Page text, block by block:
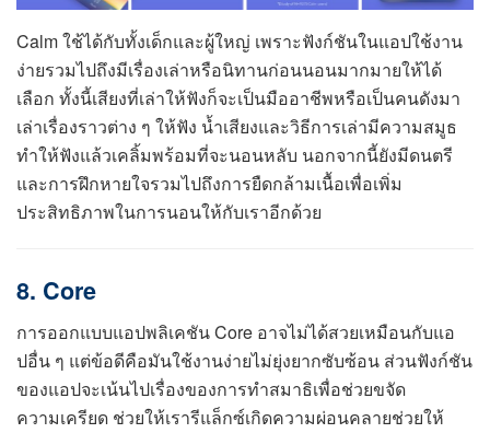
Calm ใช้ได้กับทั้งเด็กและผู้ใหญ่ เพราะฟังก์ชันในแอปใช้งาน
ง่ายรวมไปถึงมีเรื่องเล่าหรือนิทานก่อนนอนมากมายให้ได้
เลือก ทั้งนี้เสียงที่เล่าให้ฟังก็จะเป็นมืออาชีพหรือเป็นคนดังมา
เล่าเรื่องราวต่าง ๆ ให้ฟัง น้ำเสียงและวิธีการเล่ามีความสมูธ
ทำให้ฟังแล้วเคลิ้มพร้อมที่จะนอนหลับ นอกจากนี้ยังมีดนตรี
และการฝึกหายใจรวมไปถึงการยืดกล้ามเนื้อเพื่อเพิ่ม
ประสิทธิภาพในการนอนให้กับเราอีกด้วย
8. Core
การออกแบบแอปพลิเคชัน Core อาจไม่ได้สวยเหมือนกับแอ
ปอื่น ๆ แต่ข้อดีคือมันใช้งานง่ายไม่ยุ่งยากซับซ้อน ส่วนฟังก์ชัน
ของแอปจะเน้นไปเรื่องของการทำสมาธิเพื่อช่วยขจัด
ความเครียด ช่วยให้เรารีแล็กซ์เกิดความผ่อนคลายช่วยให้